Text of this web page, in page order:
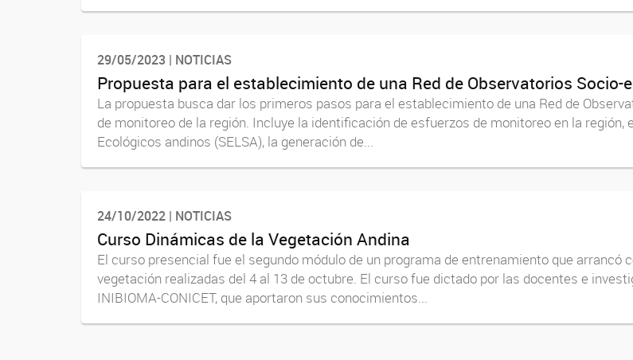
29/05/2023 | NOTICIAS
Propuesta para el establecimiento de una Red de Observatorios Socio-
La propuesta busca dar los primeros pasos para el establecimiento de una Red de
de monitoreo de la región. Incluye la identificación de esfuerzos de monitoreo en la
Ecológicos andinos (SELSA), la generación de...
24/10/2022 | NOTICIAS
Curso Dinámicas de la Vegetación Andina
El curso presencial fue el segundo módulo de un programa de entrenamiento que
vegetación realizadas del 4 al 13 de octubre. El curso fue dictado por las docentes e
INIBIOMA-CONICET, que aportaron sus conocimientos...